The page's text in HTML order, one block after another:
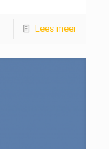
Lees meer